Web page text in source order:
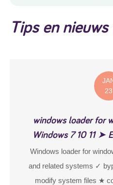
Tips en
23
windows loader for
Windows 7 10 11 ➤
Windows loader for
and related systems ✓
modify system files ★